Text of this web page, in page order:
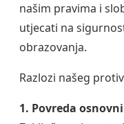
našim pravima i
utjecati na
obrazovanja.
Razlozi našeg
1. Povreda